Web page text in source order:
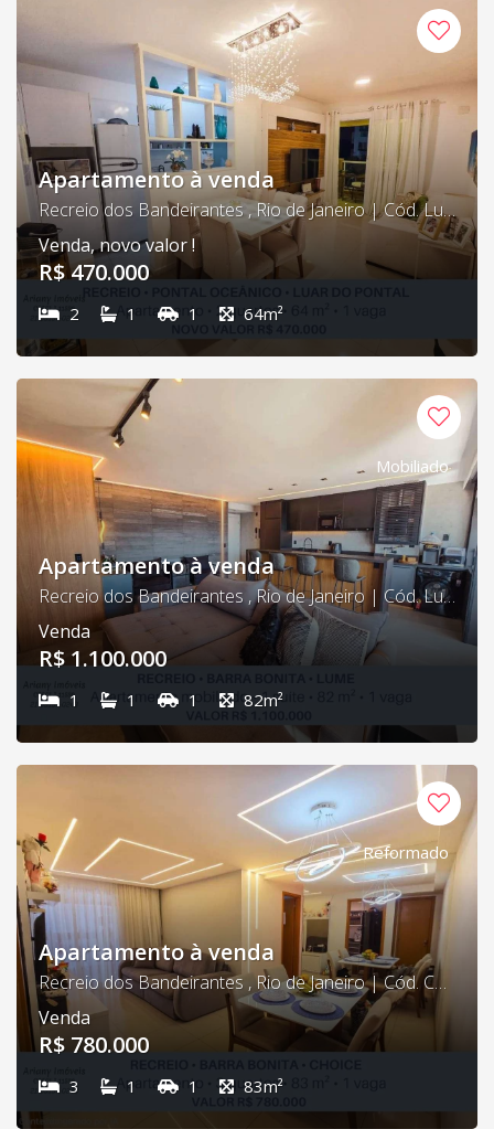
Apartamento à venda
Recreio dos Bandeirantes , Rio de Janeiro | Cód. Luar 03
Venda, novo valor !
R$ 470.000
2 1 1 64m²
Mobiliado
Apartamento à venda
Recreio dos Bandeirantes , Rio de Janeiro | Cód. Lume 01
Venda
R$ 1.100.000
1 1 1 82m²
Reformado
Apartamento à venda
Recreio dos Bandeirantes , Rio de Janeiro | Cód. Choice
Venda
R$ 780.000
3 1 1 83m²